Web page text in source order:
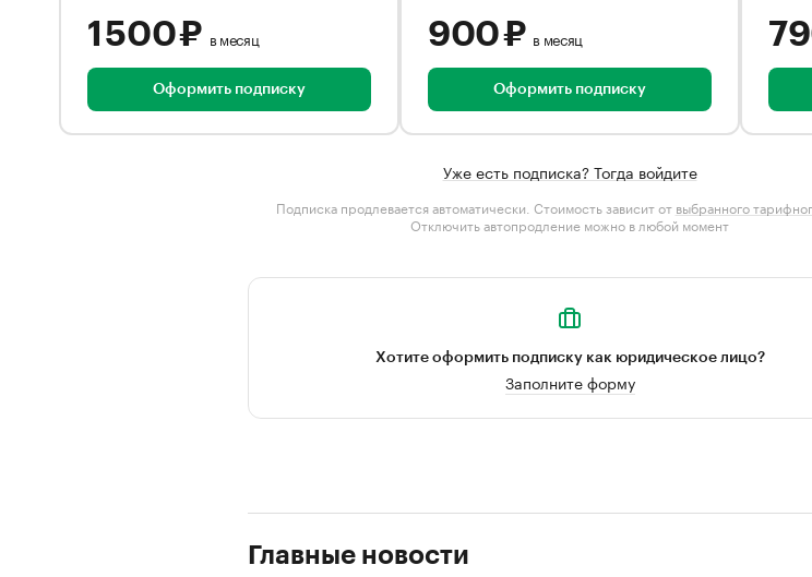
1 500 ₽ в месяц
Оформить подписку
900 ₽ в месяц
Оформить подписку
Уже есть подписка? Тогда войдите
Подписка продлевается автоматически. Стоимость зависит от выбранного
Отключить автопродление можно в любой момент
Хотите оформить подписку как юридическое лицо?
Заполните форму
Главные новости